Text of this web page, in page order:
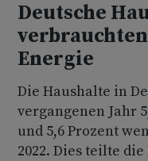
Deutsche
Energie
Die Haushalte in
vergangenen Jahr
und 5,6 Prozent
2022. Dies teilte